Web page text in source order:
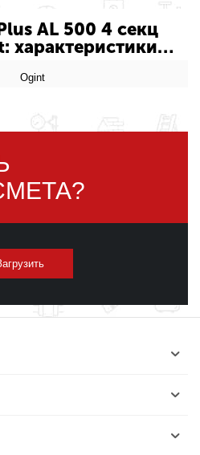
AL 500 4 секц
характеристики
Ogint